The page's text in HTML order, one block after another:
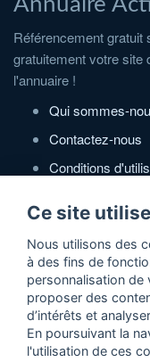
Référencement gratuit
gratuitement votre site
l'annuaire !
Qui sommes-
Contactez-nous
Conditions
Partenaires
Zone Annonces
Locations
Ce site
Nous utilisons des
à des fins de
personnalisation de
proposer des
d’intérêts et
En poursuivant la
l'utilisation de ces